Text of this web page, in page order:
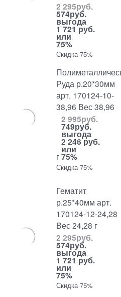
2 295руб.
574руб.
выгода
1 721 руб.
или
75%
Скидка 75%
Руда р.20*30мм
арт. 170124-10-
38,96 Вес 38,96
г
2 995руб.
749руб.
выгода
2 246 руб.
или
75%
Скидка 75%
Гематит
р.25*40мм арт.
170124-12-24,28
Вес 24,28 г
2 295руб.
574руб.
выгода
1 721 руб.
или
75%
Скидка 75%